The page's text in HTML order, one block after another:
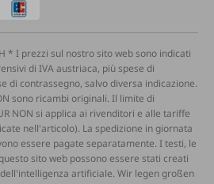
* I prezzi sul nostro sito web sono indicati
di IVA austriaca, più spese di
di contrassegno, salvo diversa indicazione.
sono ricambi originali. Il limite di
NON si applica ai rivenditori e alle tariffe
nell'articolo). La spedizione in giornata
essere pagate separatamente. I testi, le
sito web possono essere stati creati
artificiale. Wir legen großen